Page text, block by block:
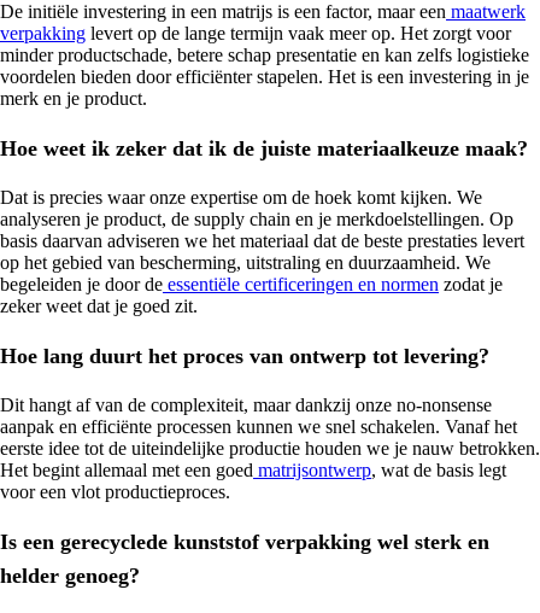
De initiële investering in een matrijs is een factor, maar een maatwerk
verpakking levert op de lange termijn vaak meer op. Het zorgt voor
minder productschade, betere schap presentatie en kan zelfs logistieke
voordelen bieden door efficiënter stapelen. Het is een investering in je
merk en je product.
Hoe weet ik zeker dat ik de juiste materiaalkeuze maak?
Dat is precies waar onze expertise om de hoek komt kijken. We
analyseren je product, de supply chain en je merkdoelstellingen. Op
basis daarvan adviseren we het materiaal dat de beste prestaties levert
op het gebied van bescherming, uitstraling en duurzaamheid. We
begeleiden je door de essentiële certificeringen en normen zodat je
zeker weet dat je goed zit.
Hoe lang duurt het proces van ontwerp tot levering?
Dit hangt af van de complexiteit, maar dankzij onze no-nonsense
aanpak en efficiënte processen kunnen we snel schakelen. Vanaf het
eerste idee tot de uiteindelijke productie houden we je nauw betrokken.
Het begint allemaal met een goed matrijsontwerp, wat de basis legt
voor een vlot productieproces.
Is een gerecyclede kunststof verpakking wel sterk en
helder genoeg?